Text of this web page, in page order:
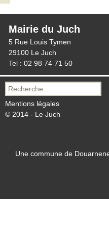
Mairie du Juch
5 Rue Louis Tymen
29100 Le Juch
Tel : 02 98 74 71 50
Recherche
pour :
Mentions légales
© 2014 - Le Juch
Une commune de